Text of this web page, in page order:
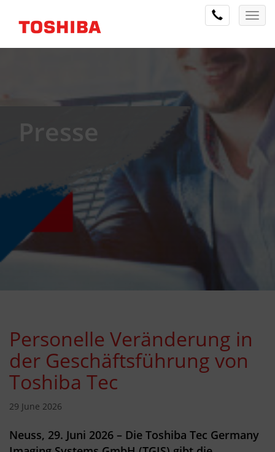
Presse
Personelle Veränderung in
der Geschäftsführung von
Toshiba Tec
29 June 2026
Neuss, 29. Juni 2026 – Die Toshiba Tec Germany